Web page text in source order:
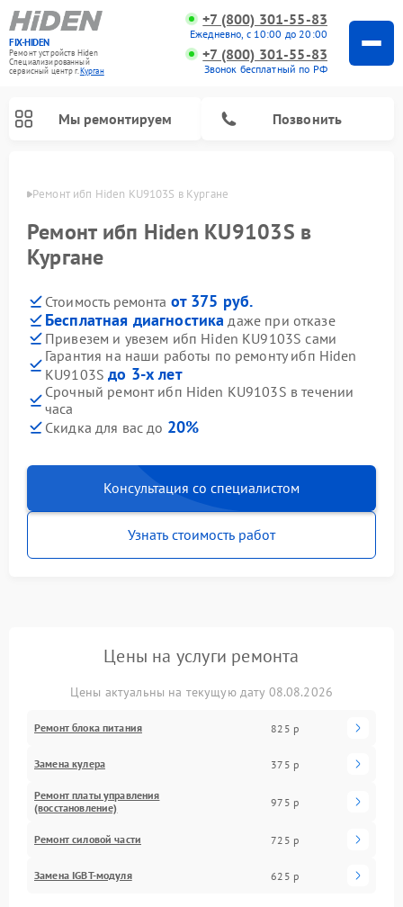
FIX-HIDEN
Ремонт устройств Hiden
Специализированный
cервисный центр г.Курган
+7 (800) 301-55-83
Ежедневно, с 10:00 до 20:00
+7 (800) 301-55-83
Звонок бесплатный по РФ
Мы ремонтируем Позвонить
Ремонт ибп Hiden KU9103S в Кургане
Ремонт ибп Hiden KU9103S в
Кургане
Стоимость ремонта от 375 руб.
Бесплатная диагностика даже при отказе
Привезем и увезем ибп Hiden KU9103S сами
Гарантия на наши работы по ремонту ибп Hiden
KU9103Sдо 3-х лет
Срочный ремонт ибп Hiden KU9103S в течении
часа
Скидка для вас до 20%
Консультация со специалистом
Узнать стоимость работ
Цены на услуги ремонта
Цены актуальны на текущую дату 08.08.2026
Ремонт блока питания 825 р
Замена кулера 375 р
Ремонт платы управления
(восстановление)
975 р
Ремонт силовой части 725 р
Замена IGBT-модуля 625 р